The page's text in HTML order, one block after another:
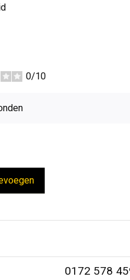
0/10
0172 578